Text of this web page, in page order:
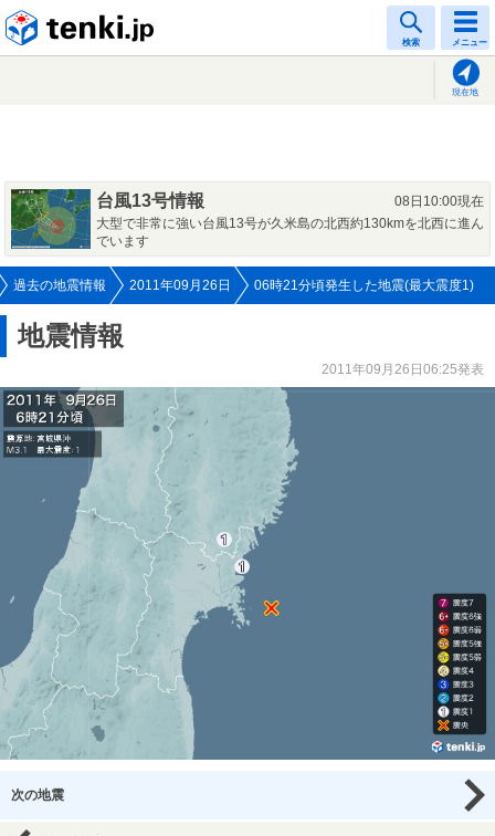
検索 メニュー
現在地
台風13号情報
08日10:00現在
大型で非常に強い台風13号が久米島の北西約130kmを北西に進ん
でいます
過去の地震情報 2011年09月26日 06時21分頃発生した地震(最大震度1)
地震情報
2011年09月26日06:25発表
次の地震